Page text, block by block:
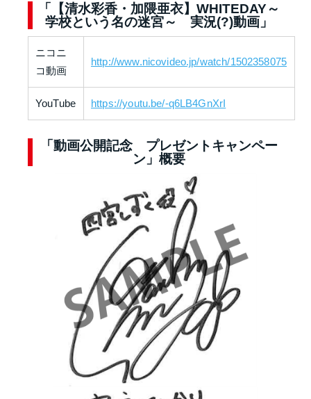
「【清水彩香・加隈亜衣】WHITEDAY～
学校という名の迷宮～ 実況(?)動画」
ニコニ
コ動画
http://www.nicovideo.jp/watch/1502358075
YouTube https://youtu.be/-q6LB4GnXrI
「動画公開記念 プレゼントキャンペー
ン」概要